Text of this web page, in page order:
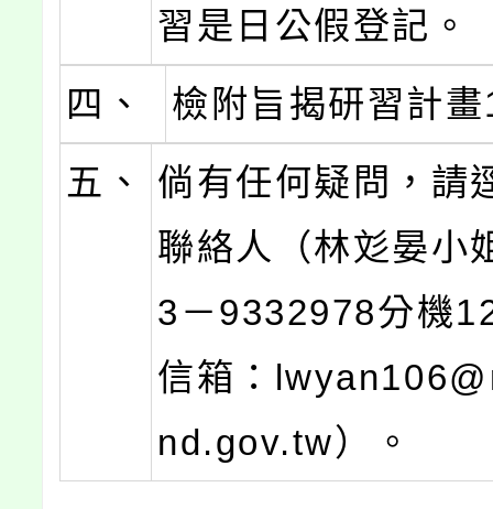
習是日公假登記。
四、
檢附旨揭研習計
五、
倘有任何疑問，請
聯絡人（林彣晏小
3－9332978分機
信箱：
nd.gov.tw）。